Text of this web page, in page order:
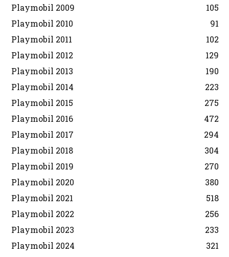
Playmobil 2009
105
Playmobil 2010
91
Playmobil 2011
102
Playmobil 2012
129
Playmobil 2013
190
Playmobil 2014
223
Playmobil 2015
275
Playmobil 2016
472
Playmobil 2017
294
Playmobil 2018
304
Playmobil 2019
270
Playmobil 2020
380
Playmobil 2021
518
Playmobil 2022
256
Playmobil 2023
233
Playmobil 2024
321